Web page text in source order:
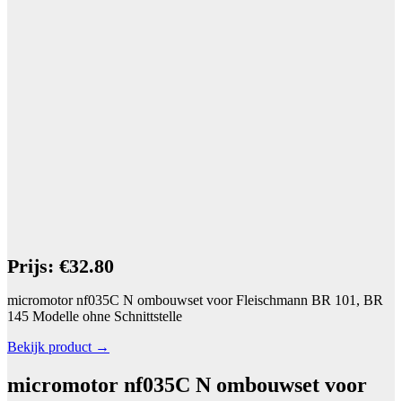
Prijs: €32.80
micromotor nf035C N ombouwset voor Fleischmann BR 101, BR
145 Modelle ohne Schnittstelle
Bekijk product →
micromotor nf035C N ombouwset voor